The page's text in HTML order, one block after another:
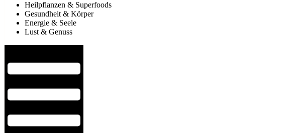
Heilpflanzen & Superfoods
Gesundheit & Körper
Energie & Seele
Lust & Genuss